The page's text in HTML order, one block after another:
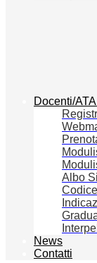
Docenti/ATA
Albo
News
Contatti